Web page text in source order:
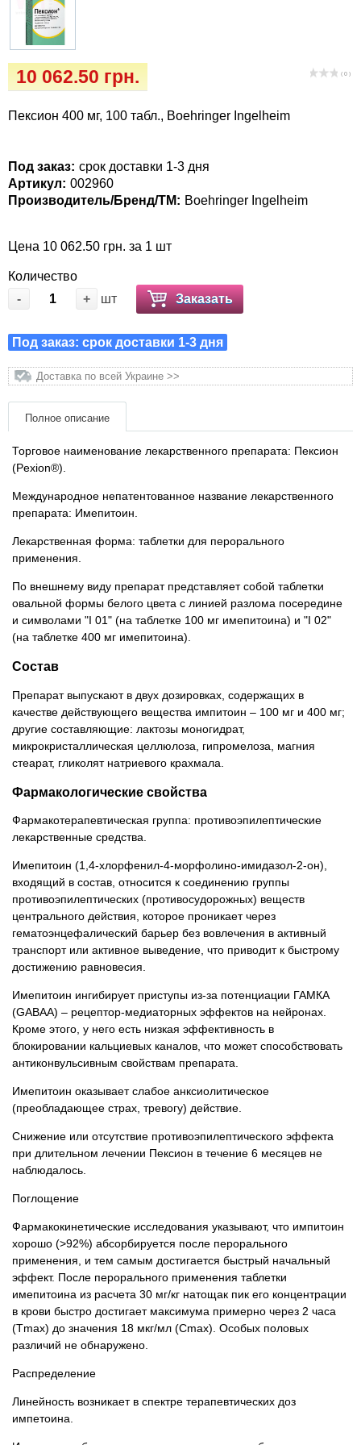
( 0 )
10 062.50 грн.
Пексион 400 мг, 100 табл., Boehringer Ingelheim
Под заказ: срок доставки 1-3 дня
Артикул: 002960
Производитель/Бренд/ТМ: Boehringer Ingelheim
Цена 10 062.50 грн. за 1 шт
Количество
-
+ шт Заказать
Под заказ: срок доставки 1-3 дня
Доставка по всей Украине >>
Полное описание
Торговое наименование лекарственного препарата: Пексион
(Pexion®).
Международное непатентованное название лекарственного
препарата: Имепитоин.
Лекарственная форма: таблетки для перорального
применения.
По внешнему виду препарат представляет собой таблетки
овальной формы белого цвета с линией разлома посередине
и символами "I 01" (на таблетке 100 мг имепитоина) и "I 02"
(на таблетке 400 мг имепитоина).
Состав
Препарат выпускают в двух дозировках, содержащих в
качестве действующего вещества импитоин – 100 мг и 400 мг;
другие составляющие: лактозы моногидрат,
микрокристаллическая целлюлоза, гипромелоза, магния
стеарат, гликолят натриевого крахмала.
Фармакологические свойства
Фармакотерапевтическая группа: противоэпилептические
лекарственные средства.
Имепитоин (1,4-хлорфенил-4-морфолино-имидазол-2-он),
входящий в состав, относится к соединению группы
противоэпилептических (противосудорожных) веществ
центрального действия, которое проникает через
гематоэнцефалический барьер без вовлечения в активный
транспорт или активное выведение, что приводит к быстрому
достижению равновесия.
Имепитоин ингибирует приступы из-за потенциации ГАМКА
(GABАА) – рецептор-медиаторных эффектов на нейронах.
Кроме этого, у него есть низкая эффективность в
блокировании кальциевых каналов, что может способствовать
антиконвульсивным свойствам препарата.
Имепитоин оказывает слабое анксиолитическое
(преобладающее страх, тревогу) действие.
Снижение или отсутствие противоэпилептического эффекта
при длительном лечении Пексион в течение 6 месяцев не
наблюдалось.
Поглощение
Фармакокинетические исследования указывают, что импитоин
хорошо (>92%) абсорбируется после перорального
применения, и тем самым достигается быстрый начальный
эффект. После перорального применения таблетки
имепитоина из расчета 30 мг/кг натощак пик его концентрации
в крови быстро достигает максимума примерно через 2 часа
(Tmax) до значения 18 мкг/мл (Cmax). Особых половых
различий не обнаружено.
Распределение
Линейность возникает в спектре терапевтических доз
импетоина.
Ласощі та корма
Vet Diet Canine Wet - ветеринарные диеты
для собак
Лежаки, будиночки, охолоджуючи
Одяг та взуття
Товари для голубів
Товари для коней
Товари для людей
Архив / Снято с производства